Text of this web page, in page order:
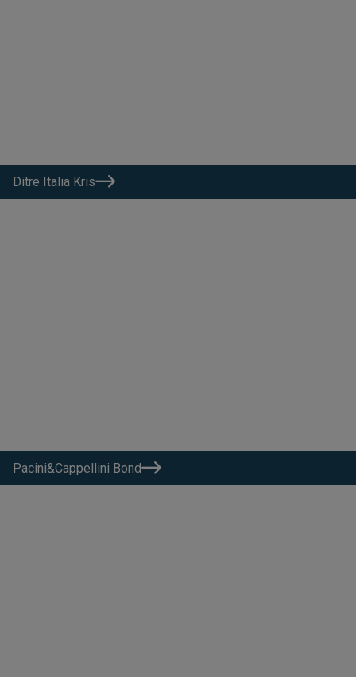
Ditre Italia Kris
Pacini&Cappellini Bond